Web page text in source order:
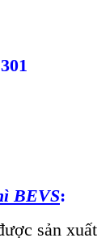
BEVS:
sản xuất